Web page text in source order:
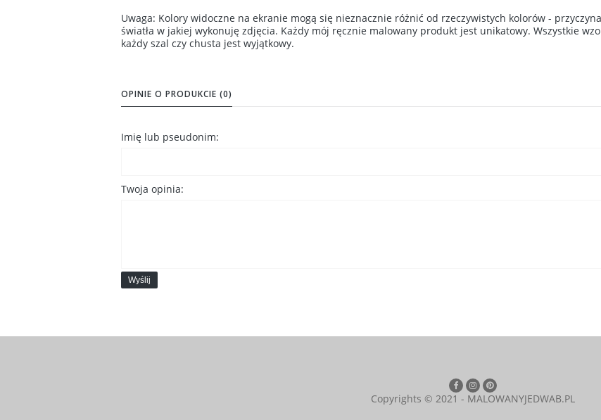
Uwaga: Kolory widoczne na ekranie mogą się nieznacznie różnić od rzeczywistych kolorów -
światła w jakiej wykonuję zdjęcia. Każdy mój ręcznie malowany produkt jest unikatowy. Wszystkie
każdy szal czy chusta jest wyjątkowy.
OPINIE O PRODUKCIE (0)
Imię lub pseudonim:
Twoja opinia:
Wyślij
Copyrights © 2021 - MALOWANYJEDWAB.PL